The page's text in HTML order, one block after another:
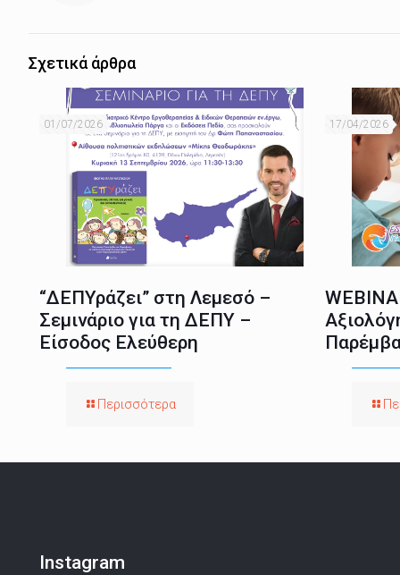
Σχετικά άρθρα
01/07/2026
“ΔΕΠΥράζει” στη Λεμεσό –
Σεμινάριο για τη ΔΕΠΥ –
Είσοδος Ελεύθερη
Περισσότερα
17/04/2026
Instagram